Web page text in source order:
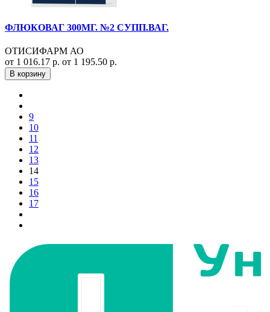
ФЛЮКОВАГ 300МГ. №2 СУПП.ВАГ.
ОТИСИФАРМ АО
от 1 016.17 р. от 1 195.50 р.
В корзину
9
10
11
12
13
14
15
16
17